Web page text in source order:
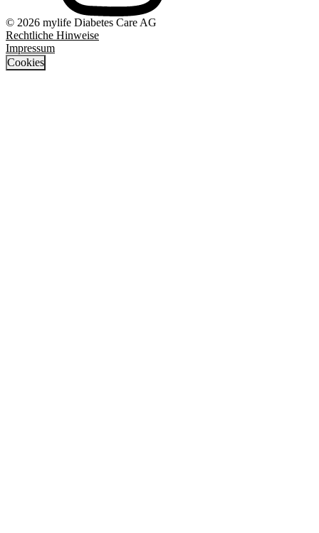
© 2026 mylife Diabetes Care AG
Rechtliche Hinweise
Impressum
Cookies